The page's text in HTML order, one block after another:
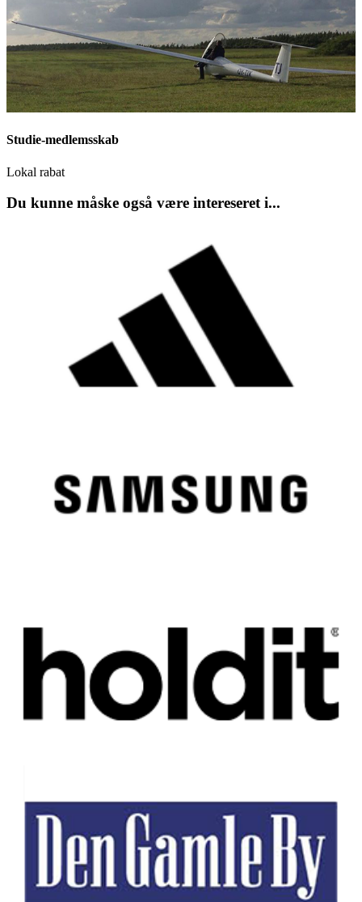
Studie-medlemsskab
Lokal rabat
Du kunne måske også være intereseret i...